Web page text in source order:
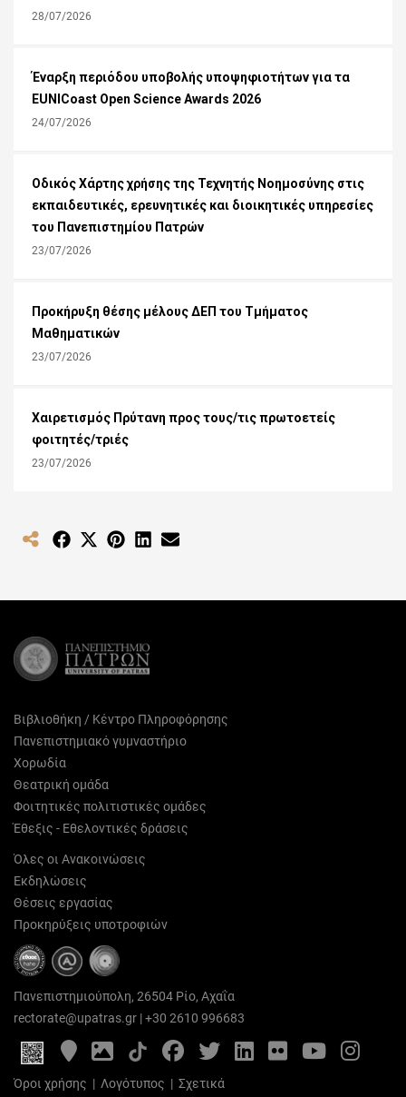
28/07/2026
Έναρξη περιόδου υποβολής υποψηφιοτήτων για τα
EUNICoast Open Science Awards 2026
24/07/2026
Οδικός Χάρτης χρήσης της Τεχνητής Νοημοσύνης στις
εκπαιδευτικές, ερευνητικές και διοικητικές υπηρεσίες
του Πανεπιστημίου Πατρών
23/07/2026
Προκήρυξη θέσης μέλους ΔΕΠ του Τμήματος
Μαθηματικών
23/07/2026
Χαιρετισμός Πρύτανη προς τους/τις πρωτοετείς
φοιτητές/τριές
23/07/2026
Share Share
(Twitter)
Share Share
Βιβλιοθήκη / Κέντρο Πληροφόρησης
Πανεπιστημιακό γυμναστήριο
Χορωδία
Θεατρική ομάδα
Φοιτητικές πολιτιστικές ομάδες
Έθεξις - Εθελοντικές δράσεις
Όλες οι Ανακοινώσεις
Εκδηλώσεις
Θέσεις εργασίας
Προκηρύξεις υποτροφιών
Πανεπιστημιούπολη, 26504 Ρίο, Αχαΐα
rectorate@upatras.gr |+30 2610 996683
Google
Maps
Photo
Gallery
FacebookTwitterLinkedIn
FlickrYouTube
Όροι χρήσης | Λογότυπος | Σχετικά